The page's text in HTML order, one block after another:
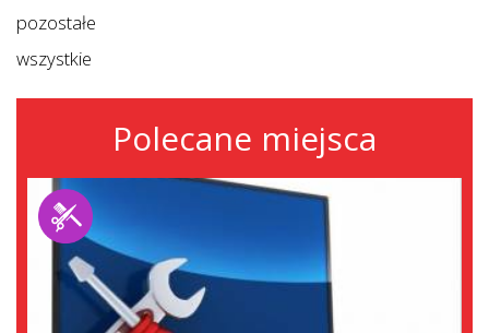
pozostałe
wszystkie
Polecane miejsca